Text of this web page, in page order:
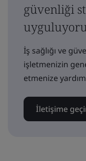
güvenliği
İş sağlığı ve
işletmenizin
etmenize
İletişime